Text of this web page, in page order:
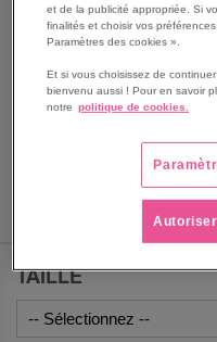
IMAGES
GALLERY
Permettent d'avoir les
conservant une bonne
élastiquées.
Jauge 13.
TAILLE
et de la publicité appropriée. Si
finalités et choisir vos
Paramètres des cookies ».
Et si vous choisissez de
bienvenu aussi ! Pour en savoir
notre politique de cookies.